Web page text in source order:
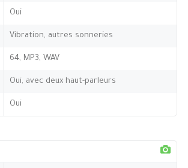
Oui
Vibration, autres sonneries
64, MP3, WAV
Oui, avec deux haut-parleurs
Oui